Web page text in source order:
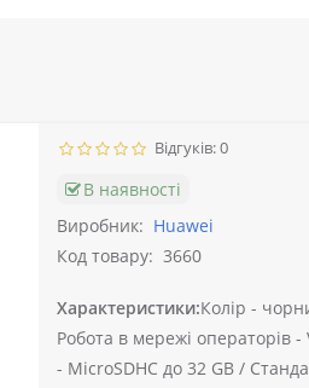
Відгуків: 0
В наявності
Виробник: Huawei
Код товару: 3660
Характеристики:Колір -
Робота в мережі операторів -
- MicroSDHC до 32 GB /